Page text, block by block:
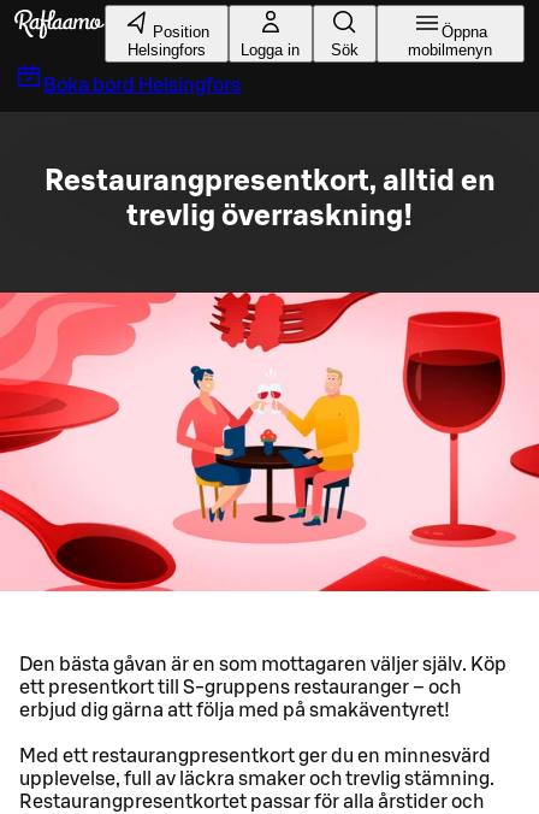
Gå till huvudinnehållet
Position
Helsingfors
Logga in Sök
Öppna
mobilmenyn
Boka bord Helsingfors
Restaurangpresentkort, alltid en
trevlig överraskning!
Den bästa gåvan är en som mottagaren väljer själv. Köp
ett presentkort till S-gruppens restauranger – och
erbjud dig gärna att följa med på smakäventyret!
Med ett restaurangpresentkort ger du en minnesvärd
upplevelse, full av läckra smaker och trevlig stämning.
Restaurangpresentkortet passar för alla årstider och